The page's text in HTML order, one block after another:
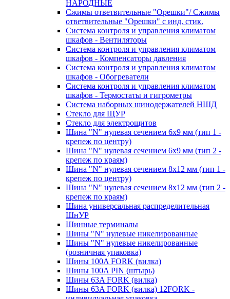
НАРОДНЫЕ
Сжимы ответвительные "Орешки"/ Сжимы
ответвительные "Орешки" с инд. стик.
Система контроля и управления климатом
шкафов - Вентиляторы
Система контроля и управления климатом
шкафов - Компенсаторы давления
Система контроля и управления климатом
шкафов - Обогреватели
Система контроля и управления климатом
шкафов - Термостаты и гигрометры
Система наборных шинодержателей НШД
Стекло для ЩУР
Стекло для электрощитов
Шина "N" нулевая сечением 6х9 мм (тип 1 -
крепеж по центру)
Шина "N" нулевая сечением 6х9 мм (тип 2 -
крепеж по краям)
Шина "N" нулевая сечением 8х12 мм (тип 1 -
крепеж по центру)
Шина "N" нулевая сечением 8х12 мм (тип 2 -
крепеж по краям)
Шина универсальная распределительная
ШнУР
Шинные терминалы
Шины "N" нулевые никелированные
Шины "N" нулевые никелированные
(розничная упаковка)
Шины 100A FORK (вилка)
Шины 100A PIN (штырь)
Шины 63A FORK (вилка)
Шины 63A FORK (вилка) 12FORK -